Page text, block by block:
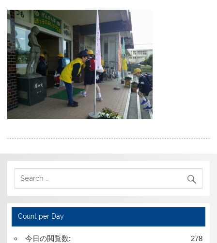
Count per Day
278
今日の閲覧数: